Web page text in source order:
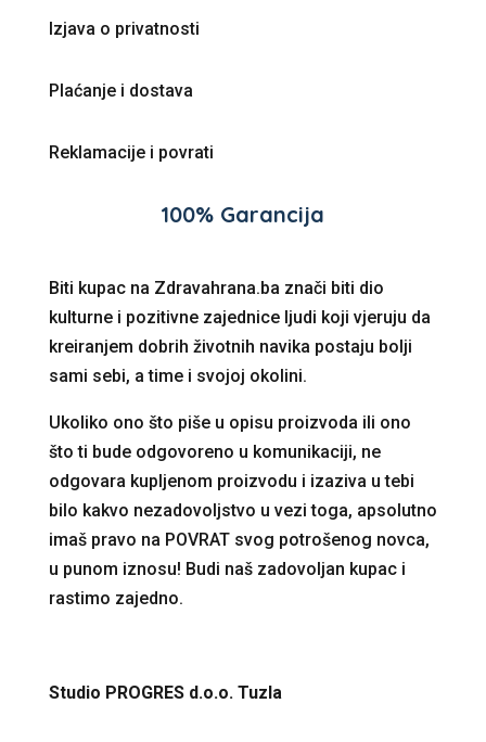
Izjava o privatnosti
Plaćanje i dostava
Reklamacije i povrati
100% Garancija
Biti kupac na Zdravahrana.ba znači biti dio
kulturne i pozitivne zajednice ljudi koji vjeruju da
kreiranjem dobrih životnih navika postaju bolji
sami sebi, a time i svojoj okolini.
Ukoliko ono što piše u opisu proizvoda ili ono
što ti bude odgovoreno u komunikaciji, ne
odgovara kupljenom proizvodu i izaziva u tebi
bilo kakvo nezadovoljstvo u vezi toga, apsolutno
imaš pravo na POVRAT svog potrošenog novca,
u punom iznosu! Budi naš zadovoljan kupac i
rastimo zajedno.
Studio PROGRES d.o.o. Tuzla